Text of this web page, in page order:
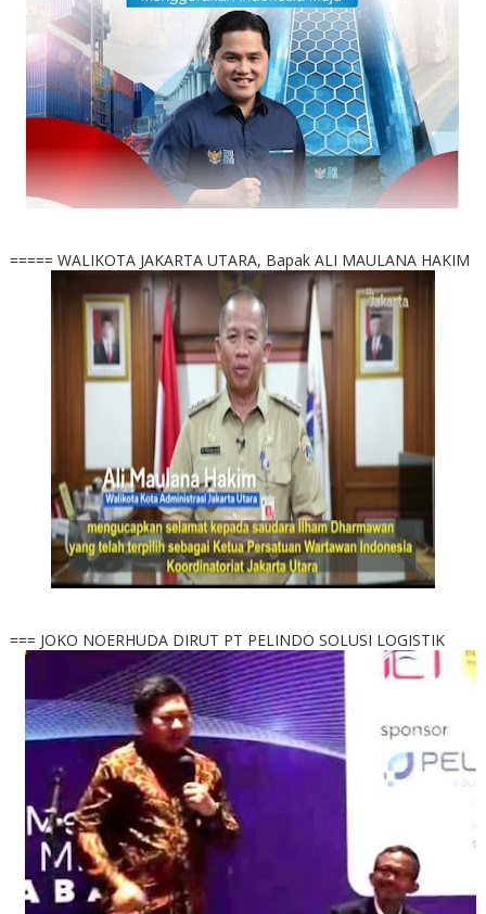
===== WALIKOTA JAKARTA UTARA, Bapak ALI MAULANA HAKIM
=== JOKO NOERHUDA DIRUT PT PELINDO SOLUSI LOGISTIK